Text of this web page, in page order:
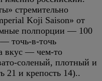
стремительно
Koji Saison» от
полпорции — 100
точь-в-точь
вкус — чем-то
соленый, плотный и
21 и крепость 14)..